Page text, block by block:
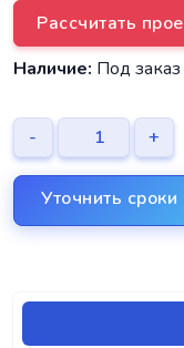
Рассчитать
Наличие: Под заказ
- +
Уточнить сроки